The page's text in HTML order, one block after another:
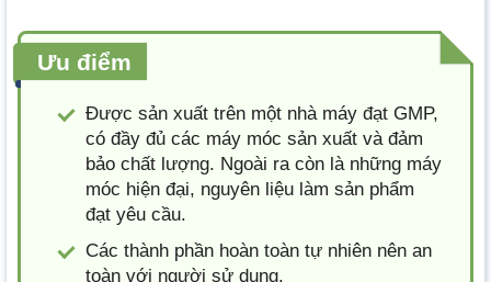
Ưu điểm
Được sản xuất trên một nhà máy đạt GMP,
có đầy đủ các máy móc sản xuất và đảm
bảo chất lượng. Ngoài ra còn là những máy
móc hiện đại, nguyên liệu làm sản phẩm
đạt yêu cầu.
Các thành phần hoàn toàn tự nhiên nên an
toàn với người sử dụng.